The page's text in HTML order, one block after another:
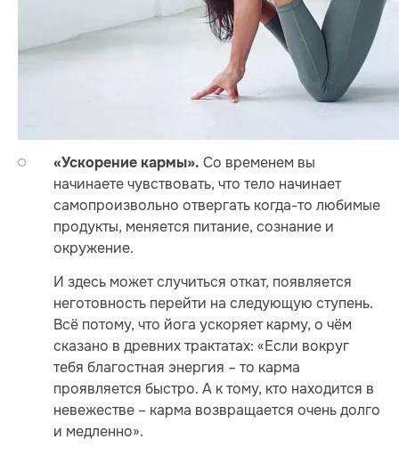
«Ускорение кармы». Со временем вы
начинаете чувствовать, что тело начинает
самопроизвольно отвергать когда-то любимые
продукты, меняется питание, сознание и
окружение.
И здесь может случиться откат, появляется
неготовность перейти на следующую ступень.
Всё потому, что йога ускоряет карму, о чём
сказано в древних трактатах: «Если вокруг
тебя благостная энергия – то карма
проявляется быстро. А к тому, кто находится в
невежестве – карма возвращается очень долго
и медленно».